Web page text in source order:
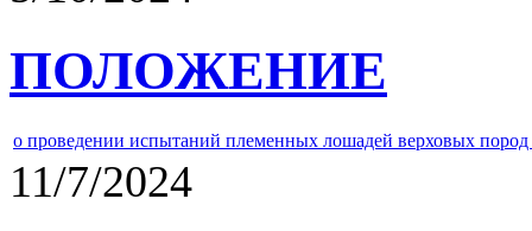
ПОЛОЖЕНИЕ
о проведении испытаний племенных лошадей верховых
11/7/2024